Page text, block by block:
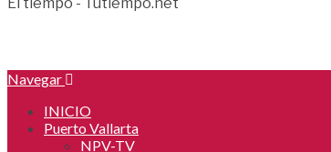
Navegar
INICIO
Puerto Vallarta
NPV-TV